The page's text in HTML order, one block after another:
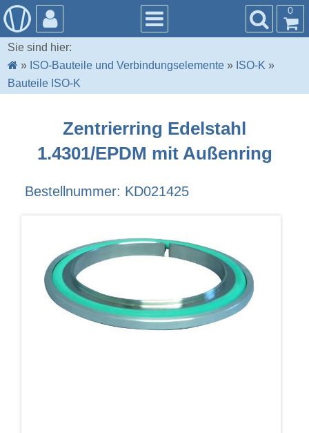
0
Sie sind hier:
» ISO-Bauteile und Verbindungselemente » ISO-K »
Bauteile ISO-K
Zentrierring Edelstahl
1.4301/EPDM mit Außenring
Bestellnummer: KD021425